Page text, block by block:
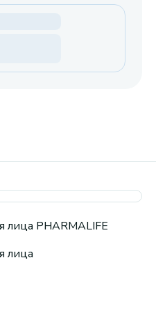
лица PHARMALIFE
лица